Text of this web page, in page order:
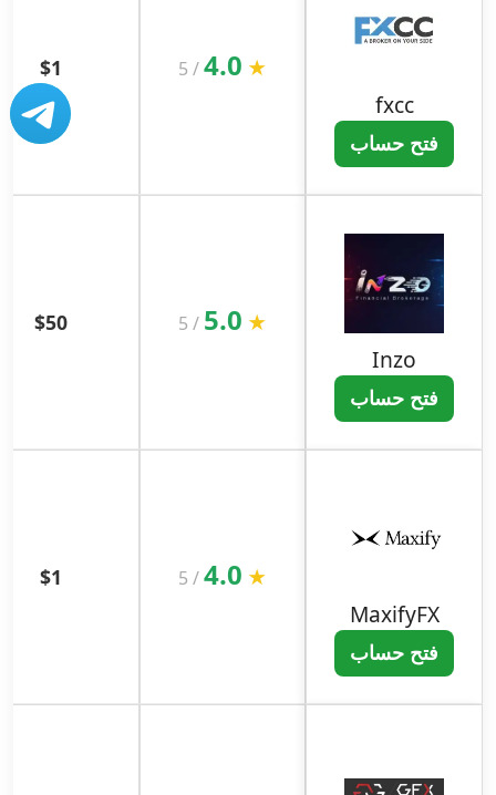
fxcc
فتح حساب
★
4.0
/
5
$1
Inzo
فتح حساب
★
5.0
/
5
$50
MaxifyFX
فتح حساب
★
4.0
/
5
$1